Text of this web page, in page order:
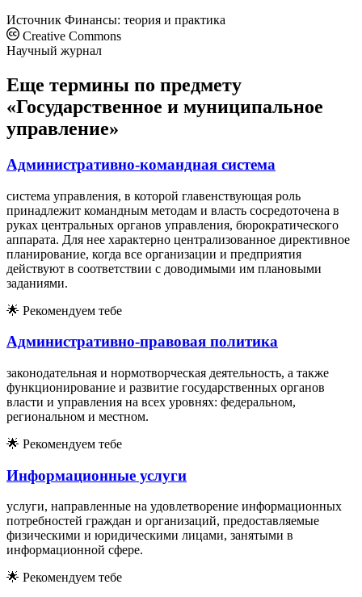
Источник Финансы: теория и практика
Creative Commons
Научный журнал
Еще термины по предмету
«Государственное и муниципальное
управление»
Административно-командная система
система управления, в которой главенствующая роль
принадлежит командным методам и власть сосредоточена в
руках центральных органов управления, бюрократического
аппарата. Для нее характерно централизованное директивное
планирование, когда все организации и предприятия
действуют в соответствии с доводимыми им плановыми
заданиями.
🌟 Рекомендуем тебе
Административно-правовая политика
законодательная и нормотворческая деятельность, а также
функционирование и развитие государственных органов
власти и управления на всех уровнях: федеральном,
региональном и местном.
🌟 Рекомендуем тебе
Информационные услуги
услуги, направленные на удовлетворение информационных
потребностей граждан и организаций, предоставляемые
физическими и юридическими лицами, занятыми в
информационной сфере.
🌟 Рекомендуем тебе